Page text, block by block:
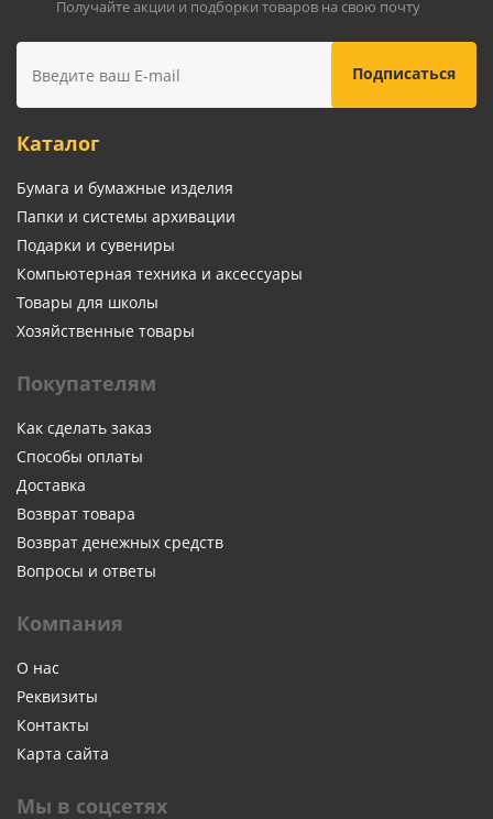
Получайте акции и подборки товаров на свою почту
Каталог
Бумага и бумажные изделия
Папки и системы архивации
Подарки и сувениры
Компьютерная техника и аксессуары
Товары для школы
Хозяйственные товары
Покупателям
Как сделать заказ
Способы оплаты
Доставка
Возврат товара
Возврат денежных средств
Вопросы и ответы
Компания
О нас
Реквизиты
Контакты
Карта сайта
Мы в соцсетях